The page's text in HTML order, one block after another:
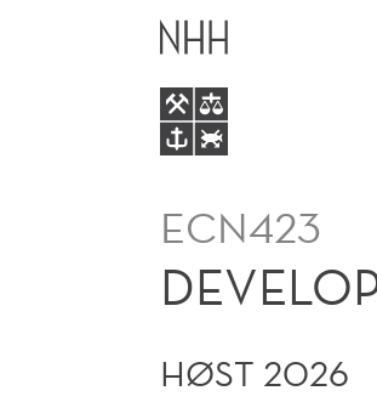
DEVELOPMENT
ECONOMICS
ECN423
HØST 2026